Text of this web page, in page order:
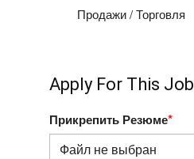
Продажи / Торговля
Apply For This Job
Прикрепить Резюме*
Файл не выбран